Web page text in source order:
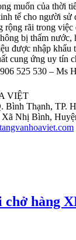
muốn của thời
tế cho người
rộng rãi trong
bị thấm
được nhập
cung ứng uy tín
525 530 – Ms
VIỆT
Bình Thạnh, TP.
Nhị Bình,
chở hàng